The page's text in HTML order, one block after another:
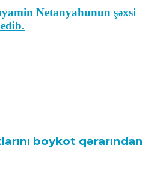
Netanyahunun şəxsi
boykot qərarından